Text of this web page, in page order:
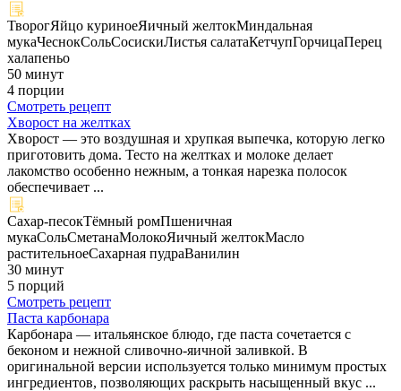
ТворогЯйцо куриноеЯичный желтокМиндальная
мукаЧеснокСольСосискиЛистья салатаКетчупГорчицаПерец
халапеньо
50 минут
4 порции
Смотреть рецепт
Хворост на желтках
Хворост — это воздушная и хрупкая выпечка, которую легко
приготовить дома. Тесто на желтках и молоке делает
лакомство особенно нежным, а тонкая нарезка полосок
обеспечивает ...
Сахар-песокТёмный ромПшеничная
мукаСольСметанаМолокоЯичный желтокМасло
растительноеСахарная пудраВанилин
30 минут
5 порций
Смотреть рецепт
Паста карбонара
Карбонара — итальянское блюдо, где паста сочетается с
беконом и нежной сливочно-яичной заливкой. В
оригинальной версии используется только минимум простых
ингредиентов, позволяющих раскрыть насыщенный вкус ...